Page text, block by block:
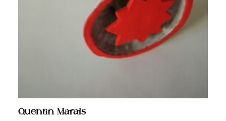
Quentin Marais